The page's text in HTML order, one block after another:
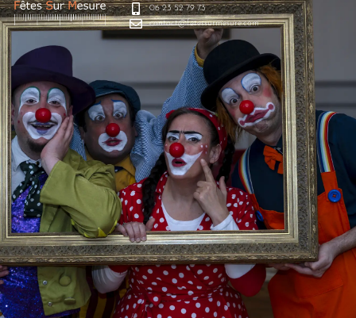
06 23 52 79 73
contact@fetessurmesure.com
document.addEventListener("click", function (e) { const
toggle = e.target.closest(".search-toggle"); const
search = document.querySelector(".search-bar"); if
(toggle && search) { e.preventDefault();
search.classList.toggle("active"); } });